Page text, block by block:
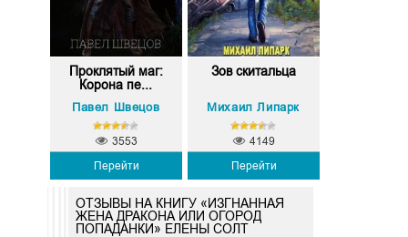
Проклятый маг:
Корона пе...
Павел Швецов
Перейти
3553
Зов скитальца
Михаил Липарк
Перейти
4149
ОТЗЫВЫ НА КНИГУ «ИЗГНАННАЯ
ЖЕНА ДРАКОНА ИЛИ ОГОРОД
ПОПАДАНКИ» ЕЛЕНЫ СОЛТ